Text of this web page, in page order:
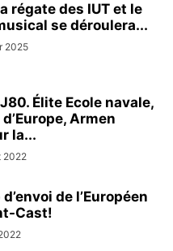
régate des IUT et le
se déroulera...
2025
Élite Ecole navale,
Armen
la...
2022
de l’Européen
Cast!